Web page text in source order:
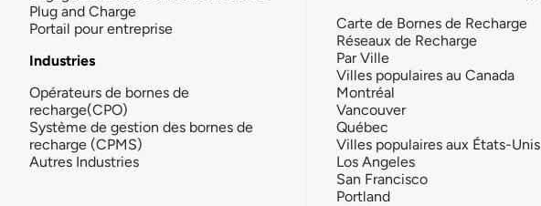
Plug and Charge
Portail pour entreprise
Industries
Opérateurs de bornes de
recharge(CPO)
Système de gestion des bornes de
recharge (CPMS)
Autres Industries
Carte de Bornes de Recharge
Réseaux de Recharge
Par Ville
Villes populaires au Canada
Montréal
Vancouver
Québec
Villes populaires aux États-Unis
Los Angeles
San Francisco
Portland